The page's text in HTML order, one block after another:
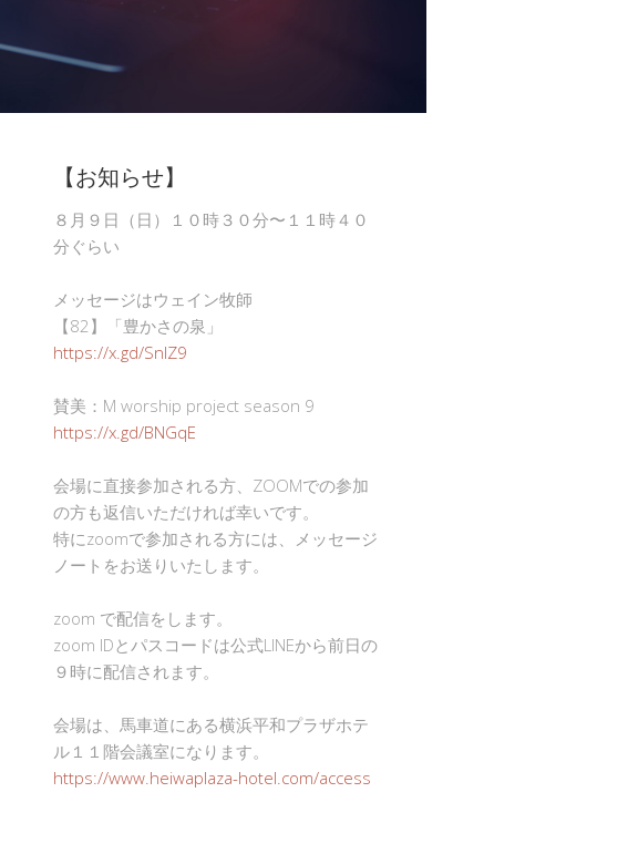
【お知らせ】
８月９日（日）１０時３０分〜１１時４０
分ぐらい
メッセージはウェイン牧師
【82】「豊かさの泉」
https://x.gd/SnlZ9
賛美：M worship project season 9
https://x.gd/BNGqE
会場に直接参加される方、ZOOMでの参加
の方も返信いただければ幸いです。
特にzoomで参加される方には、メッセージ
ノートをお送りいたします。
zoom で配信をします。
zoom IDとパスコードは公式LINEから前日の
９時に配信されます。
会場は、馬車道にある横浜平和プラザホテ
ル１１階会議室になります。
https://www.heiwaplaza-hotel.com/access